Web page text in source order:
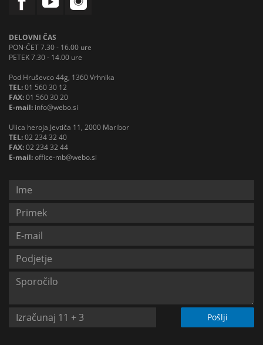
DELOVNI ČAS
PON-ČET 7.30 - 16.00 ure
PETEK 7.30 - 14.00 ure
Pod Hruševco 44g, 1360 Vrhnika
TEL:01 560 30 12
FAX:01 560 30 20
E-mail: info@webo.si
Ulica heroja Jevtiča 11, 2000 Maribor
TEL:02 234 32 40
FAX:02 234 32 44
E-mail:office-mb@webo.si
Pošlji